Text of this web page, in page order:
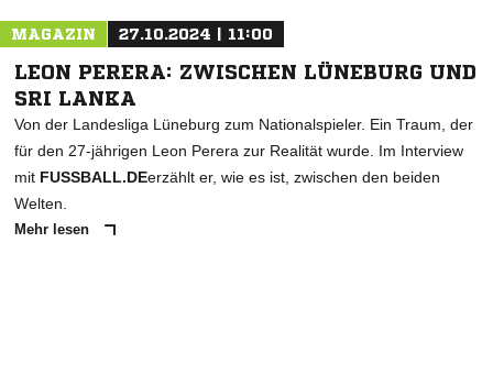
MAGAZIN 27.10.2024 | 11:00
LEON PERERA: ZWISCHEN LÜNEBURG UND
SRI LANKA
Von der Landesliga Lüneburg zum Nationalspieler. Ein Traum, der
für den 27-jährigen Leon Perera zur Realität wurde. Im Interview
mit FUSSBALL.DEerzählt er, wie es ist, zwischen den beiden
Welten.
Mehr lesen